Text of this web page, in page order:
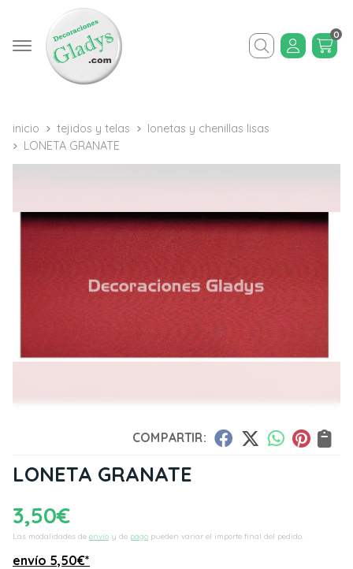
Buscar
0
inicio tejidos y telas
lonetas y chenillas lisas
LONETA GRANATE
COMPARTIR:
LONETA GRANATE
3,50€
Las modalidades de envío y de pago pueden variar el importe final del pedido.
envío 5,50€*